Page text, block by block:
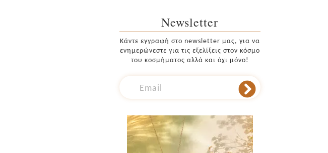
Newsletter
Κάντε εγγραφή στο newsletter μας, για να
ενημερώνεστε για τις εξελίξεις στον κόσμο
του κοσμήματος αλλά και όχι μόνο!